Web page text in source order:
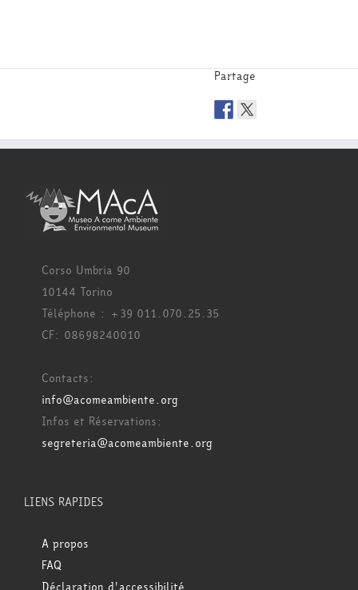
Partage
Corso Umbria 90
10144 Torino
Téléphone : +39 011.070.25.35
CF: 08698240010
Contacts:
info@acomeambiente.org
Infos et Réservations:
segreteria@acomeambiente.org
LIENS RAPIDES
A propos
FAQ